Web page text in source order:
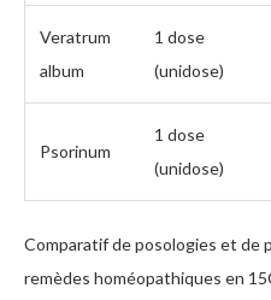
Veratrum
album
1 dose
(unidose)
Psorinum
1 dose
(unidose)
Comparatif de posologies et de
remèdes homéopathiques en